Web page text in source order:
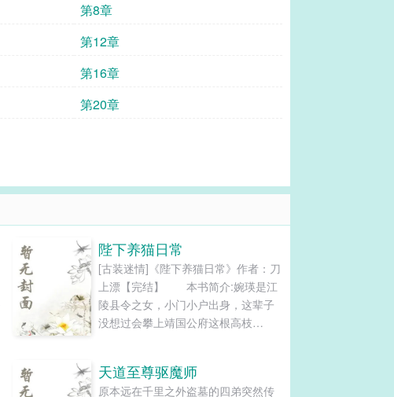
第8章
第12章
第16章
第20章
陛下养猫日常
[古装迷情]《陛下养猫日常》作者：刀
上漂【完结】 本书简介:婉瑛是江
陵县令之女，小门小户出身，这辈子
没想过会攀上靖国公府这根高枝
诉...
天道至尊驱魔师
原本远在千里之外盗墓的四弟突然传